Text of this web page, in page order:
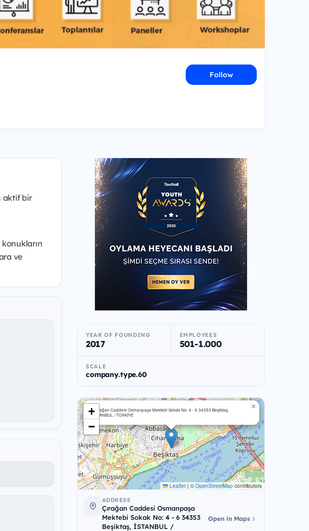
Follow
aktif bir
ve
YEAR OF FOUNDING
2017
EMPLOYEES
501-1.000
SCALE
company.type.60
Çırağan Caddesi Osmanpaşa Mektebi Sokak No: 4 - 6 34353 Beşiktaş,
İSTANBUL / TÜRKİYE
×
+
−
Leaflet | © OpenStreetMap contributors
ADDRESS
Çırağan Caddesi Osmanpaşa
Mektebi Sokak No: 4 - 6 34353
Beşiktaş, İSTANBUL /
Open in Maps